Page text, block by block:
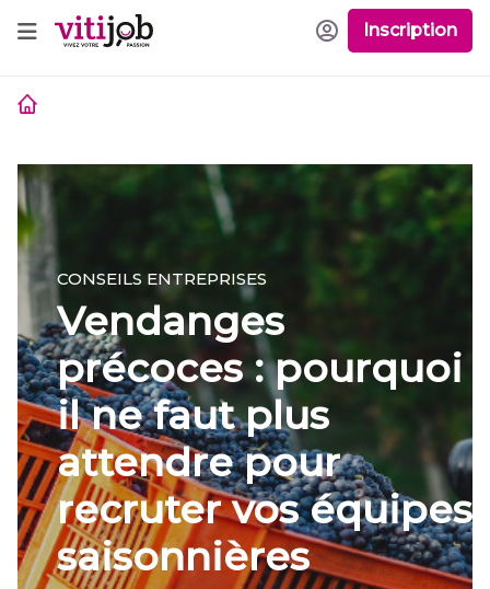
Inscription
CONSEILS ENTREPRISES
Vendanges
précoces : pourquoi
il ne faut plus
attendre pour
recruter vos équipes
saisonnières